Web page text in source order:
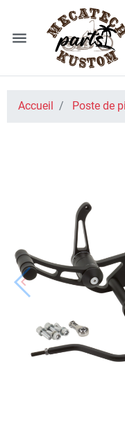
menu
Accueil Poste de
Précédent
keyboard_arrow_left